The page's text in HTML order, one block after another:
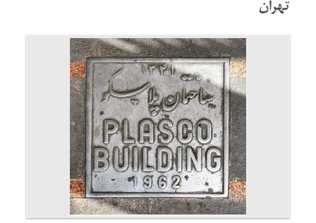
تهران